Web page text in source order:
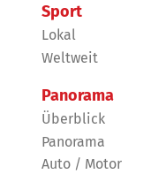
Sport
Lokal
Weltweit
Panorama
Überblick
Panorama
Auto / Motor